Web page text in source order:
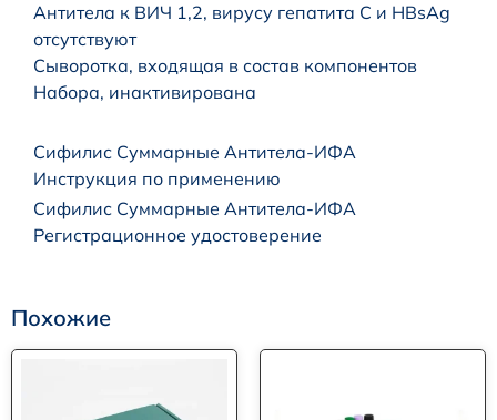
Антитела к ВИЧ 1,2, вирусу гепатита С и HBsAg
отсутствуют
Сыворотка, входящая в состав компонентов
Набора, инактивирована
Сифилис Суммарные Антитела-ИФА
Инструкция по применению
Сифилис Суммарные Антитела-ИФА
Регистрационное удостоверение
Похожие